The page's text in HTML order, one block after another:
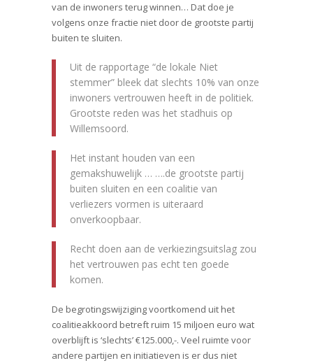
van de inwoners terug winnen… Dat doe je
volgens onze fractie niet door de grootste partij
buiten te sluiten.
Uit de rapportage “de lokale Niet
stemmer” bleek dat slechts 10% van onze
inwoners vertrouwen heeft in de politiek.
Grootste reden was het stadhuis op
Willemsoord.
Het instant houden van een
gemakshuwelijk … ….de grootste partij
buiten sluiten en een coalitie van
verliezers vormen is uiteraard
onverkoopbaar.
Recht doen aan de verkiezingsuitslag zou
het vertrouwen pas echt ten goede
komen.
De begrotingswijziging voortkomend uit het
coalitieakkoord betreft ruim 15 miljoen euro wat
overblijft is ‘slechts’ €125.000,-. Veel ruimte voor
andere partijen en initiatieven is er dus niet